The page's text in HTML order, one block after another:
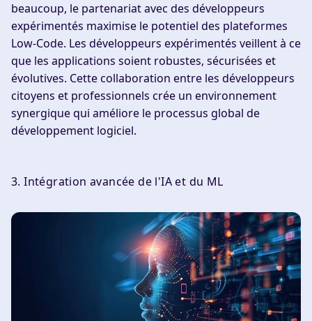
beaucoup, le partenariat avec des développeurs
expérimentés maximise le potentiel des plateformes
Low-Code. Les développeurs expérimentés veillent à ce
que les applications soient robustes, sécurisées et
évolutives. Cette collaboration entre les développeurs
citoyens et professionnels crée un environnement
synergique qui améliore le processus global de
développement logiciel.
3. Intégration avancée de l'IA et du ML